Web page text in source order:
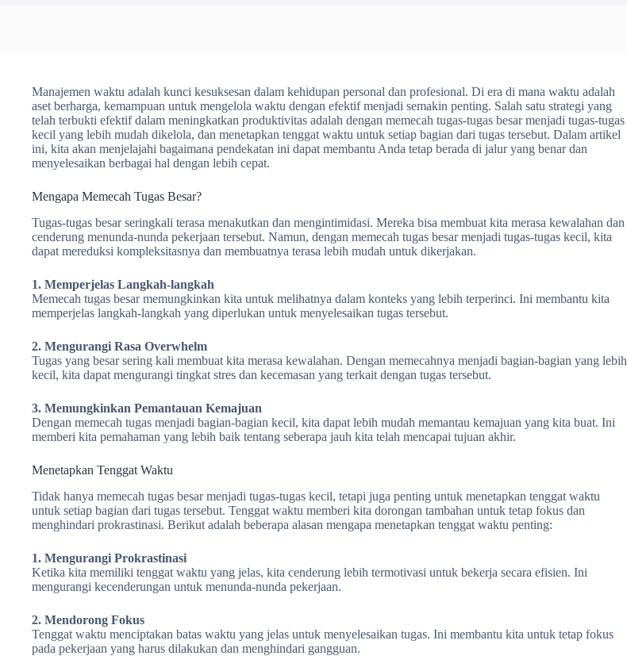
Manajemen waktu adalah kunci kesuksesan dalam kehidupan personal dan profesional. Di era di mana waktu adalah
aset berharga, kemampuan untuk mengelola waktu dengan efektif menjadi semakin penting. Salah satu strategi yang
telah terbukti efektif dalam meningkatkan produktivitas adalah dengan memecah tugas-tugas besar menjadi tugas-tugas
kecil yang lebih mudah dikelola, dan menetapkan tenggat waktu untuk setiap bagian dari tugas tersebut. Dalam artikel
ini, kita akan menjelajahi bagaimana pendekatan ini dapat membantu Anda tetap berada di jalur yang benar dan
menyelesaikan berbagai hal dengan lebih cepat.
Mengapa Memecah Tugas Besar?
Tugas-tugas besar seringkali terasa menakutkan dan mengintimidasi. Mereka bisa membuat kita merasa kewalahan dan
cenderung menunda-nunda pekerjaan tersebut. Namun, dengan memecah tugas besar menjadi tugas-tugas kecil, kita
dapat mereduksi kompleksitasnya dan membuatnya terasa lebih mudah untuk dikerjakan.
1. Memperjelas Langkah-langkah
Memecah tugas besar memungkinkan kita untuk melihatnya dalam konteks yang lebih terperinci. Ini membantu kita
memperjelas langkah-langkah yang diperlukan untuk menyelesaikan tugas tersebut.
2. Mengurangi Rasa Overwhelm
Tugas yang besar sering kali membuat kita merasa kewalahan. Dengan memecahnya menjadi bagian-bagian yang lebih
kecil, kita dapat mengurangi tingkat stres dan kecemasan yang terkait dengan tugas tersebut.
3. Memungkinkan Pemantauan Kemajuan
Dengan memecah tugas menjadi bagian-bagian kecil, kita dapat lebih mudah memantau kemajuan yang kita buat. Ini
memberi kita pemahaman yang lebih baik tentang seberapa jauh kita telah mencapai tujuan akhir.
Menetapkan Tenggat Waktu
Tidak hanya memecah tugas besar menjadi tugas-tugas kecil, tetapi juga penting untuk menetapkan tenggat waktu
untuk setiap bagian dari tugas tersebut. Tenggat waktu memberi kita dorongan tambahan untuk tetap fokus dan
menghindari prokrastinasi. Berikut adalah beberapa alasan mengapa menetapkan tenggat waktu penting:
1. Mengurangi Prokrastinasi
Ketika kita memiliki tenggat waktu yang jelas, kita cenderung lebih termotivasi untuk bekerja secara efisien. Ini
mengurangi kecenderungan untuk menunda-nunda pekerjaan.
2. Mendorong Fokus
Tenggat waktu menciptakan batas waktu yang jelas untuk menyelesaikan tugas. Ini membantu kita untuk tetap fokus
pada pekerjaan yang harus dilakukan dan menghindari gangguan.